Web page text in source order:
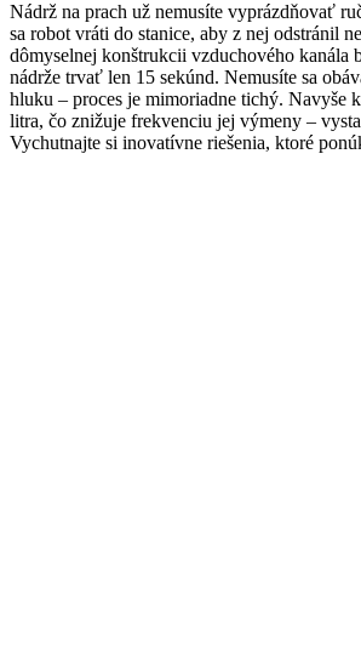
Nádrž na prach už nemusíte vyprázdňovať
sa robot vráti do stanice, aby z nej odstránil
dômyselnej konštrukcii vzduchového kanála
nádrže trvať len 15 sekúnd. Nemusíte sa
hluku – proces je mimoriadne tichý. Navyše
litra, čo znižuje frekvenciu jej výmeny –
Vychutnajte si inovatívne riešenia, ktoré